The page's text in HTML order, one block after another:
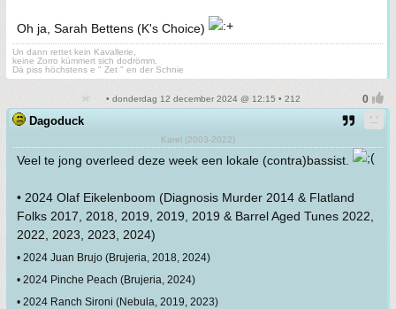
Oh ja, Sarah Bettens (K's Choice)
Un dann rettet kein Kavallerie,
keine Zorro kümmert sich dodrömm.
Dä piss höchstens e " Zet " en der Schnie
• donderdag 12 december 2024 @ 12:15 • 212
Dagoduck
Karel (2003-2022)
Veel te jong overleed deze week een lokale (contra)bassist.
• 2024 Olaf Eikelenboom (Diagnosis Murder 2014 & Flatland
Folks 2017, 2018, 2019, 2019, 2019 & Barrel Aged Tunes 2022,
2022, 2023, 2023, 2024)
• 2024 Juan Brujo (Brujeria, 2018, 2024)
• 2024 Pinche Peach (Brujeria, 2024)
• 2024 Ranch Sironi (Nebula, 2019, 2023)